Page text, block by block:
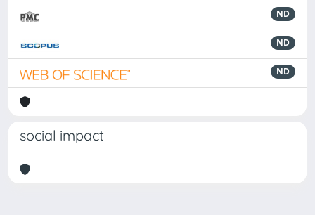
ND
ND
ND
social impact